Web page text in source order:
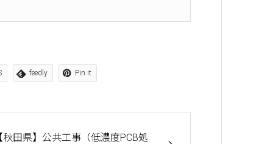
feedly Pin it
秋田県】公共工事（低濃度PCB処